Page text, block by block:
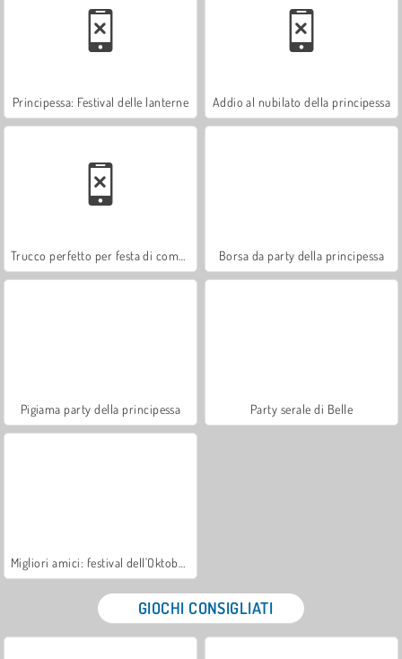
Principessa: Festival delle lanterne Addio al nubilato della principessa
Borsa da party della principessa
Pigiama party della principessa Party serale di Belle
GIOCHI CONSIGLIATI